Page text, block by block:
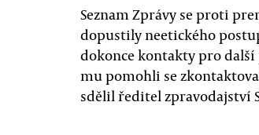
Seznam Zprávy se proti
dopustily neetického
dokonce kontakty pro další
mu pomohli se
sdělil ředitel zpravodajství